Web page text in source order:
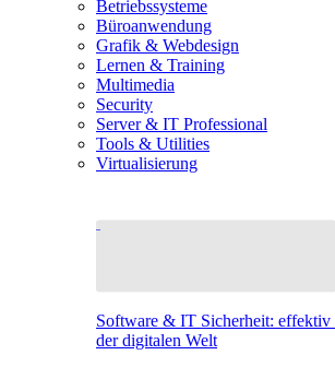
Betriebssysteme
Büroanwendung
Grafik & Webdesign
Lernen & Training
Multimedia
Security
Server & IT Professional
Tools & Utilities
Virtualisierung
Software & IT Sicherheit: effektiv
der digitalen Welt